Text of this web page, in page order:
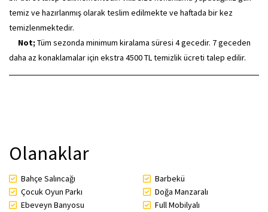
temiz ve hazırlanmış olarak teslim edilmekte ve haftada bir kez
temizlenmektedir.
Not; Tüm sezonda minimum kiralama süresi 4 gecedir. 7 geceden
daha az konaklamalar için ekstra 4500 TL temizlik ücreti talep edilir.
Olanaklar
Bahçe Salıncağı
Barbekü
Çocuk Oyun Parkı
Doğa Manzaralı
Ebeveyn Banyosu
Full Mobilyalı